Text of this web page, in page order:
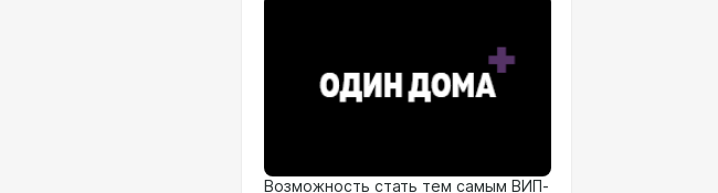
Возможность стать тем самым ВИП-